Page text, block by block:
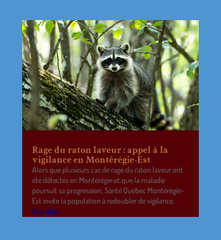
Rage du raton laveur : appel à la
vigilance en Montérégie-Est
Alors que plusieurs cas de rage du raton laveur ont
été détectés en Montérégie et que la maladie
poursuit sa progression, Santé Québec Montérégie-
Est invite la population à redoubler de vigilance.
lire plus